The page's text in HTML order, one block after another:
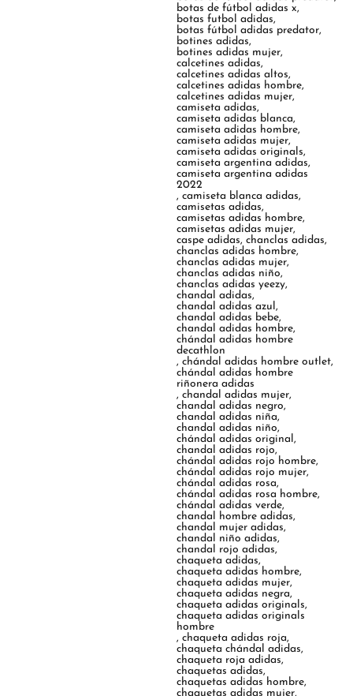
botas de fútbol adidas x,
botas futbol adidas,
botas fútbol adidas predator,
botines adidas,
botines adidas mujer,
calcetines adidas,
calcetines adidas altos,
calcetines adidas hombre,
calcetines adidas mujer,
camiseta adidas,
camiseta adidas blanca,
camiseta adidas hombre,
camiseta adidas mujer,
camiseta adidas originals,
camiseta argentina adidas,
camiseta argentina adidas
2022
,camiseta blanca adidas,
camisetas adidas,
camisetas adidas hombre,
camisetas adidas mujer,
caspe adidas,chanclas adidas,
chanclas adidas hombre,
chanclas adidas mujer,
chanclas adidas niño,
chanclas adidas yeezy,
chandal adidas,
chandal adidas azul,
chandal adidas bebe,
chandal adidas hombre,
chándal adidas hombre
decathlon
,chándal adidas hombre outlet,
chándal adidas hombre
riñonera adidas
,chandal adidas mujer,
chandal adidas negro,
chandal adidas niña,
chandal adidas niño,
chándal adidas original,
chandal adidas rojo,
chándal adidas rojo hombre,
chándal adidas rojo mujer,
chándal adidas rosa,
chándal adidas rosa hombre,
chándal adidas verde,
chandal hombre adidas,
chandal mujer adidas,
chandal niño adidas,
chandal rojo adidas,
chaqueta adidas,
chaqueta adidas hombre,
chaqueta adidas mujer,
chaqueta adidas negra,
chaqueta adidas originals,
chaqueta adidas originals
hombre
,chaqueta adidas roja,
chaqueta chándal adidas,
chaqueta roja adidas,
chaquetas adidas,
chaquetas adidas hombre,
chaquetas adidas mujer,